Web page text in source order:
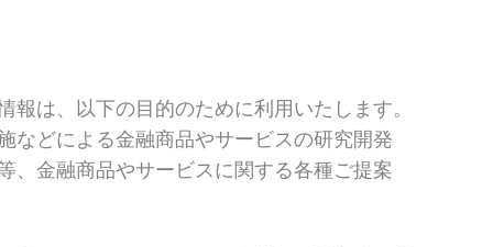
は、以下の目的のために利用いたします。
などによる金融商品やサービスの研究開発
、金融商品やサービスに関する各種ご提案